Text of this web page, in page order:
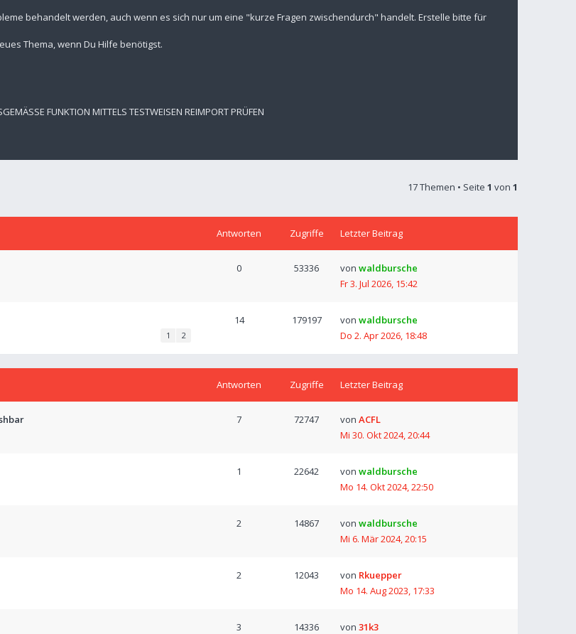
behandelt werden, auch wenn es sich nur um eine "kurze Fragen zwischendurch" handelt. Erstelle bitte für
Thema, wenn Du Hilfe benötigst.
FUNKTION MITTELS TESTWEISEN REIMPORT PRÜFEN
17 Themen • Seite 1 von 1
Antworten Zugriffe Letzter Beitrag
0 53336 von waldbursche
Fr 3. Jul 2026, 15:42
1 2
14 179197 von waldbursche
Do 2. Apr 2026, 18:48
Antworten Zugriffe Letzter Beitrag
7 72747 von ACFL
Mi 30. Okt 2024, 20:44
1 22642 von waldbursche
Mo 14. Okt 2024, 22:50
2 14867 von waldbursche
Mi 6. Mär 2024, 20:15
2 12043 von Rkuepper
Mo 14. Aug 2023, 17:33
3 14336 von 31k3